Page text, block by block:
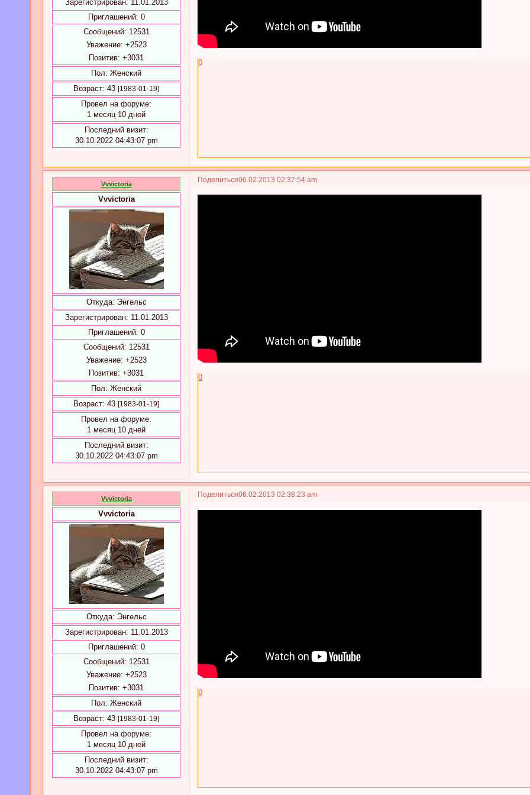
Зарегистрирован: 11.01.2013
Приглашений: 0
Сообщений: 12531
Уважение: +2523
Позитив: +3031
Пол: Женский
Возраст: 43 [1983-01-19]
Провел на форуме:
1 месяц 10 дней
Последний визит:
30.10.2022 04:43:07 pm
0
Поделиться06.02.2013 02:37:54 am
Vvvictoria
Vvvictoria
Откуда: Энгельс
Зарегистрирован: 11.01.2013
Приглашений: 0
Сообщений: 12531
Уважение: +2523
Позитив: +3031
Пол: Женский
Возраст: 43 [1983-01-19]
Провел на форуме:
1 месяц 10 дней
Последний визит:
30.10.2022 04:43:07 pm
0
Поделиться06.02.2013 02:38:23 am
Vvvictoria
Vvvictoria
Откуда: Энгельс
Зарегистрирован: 11.01.2013
Приглашений: 0
Сообщений: 12531
Уважение: +2523
Позитив: +3031
Пол: Женский
Возраст: 43 [1983-01-19]
Провел на форуме:
1 месяц 10 дней
Последний визит:
30.10.2022 04:43:07 pm
0